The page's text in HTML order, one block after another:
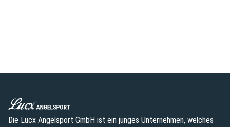
Die Lucx Angelsport GmbH ist ein junges Unternehmen, welches